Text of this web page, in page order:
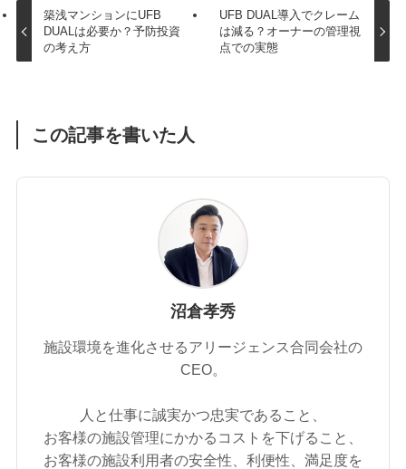
築浅マンションにUFB
DUALは必要か？予防投資
の考え方
UFB DUAL導入でクレーム
は減る？オーナーの管理視
点での実態
この記事を書いた人
沼倉孝秀
施設環境を進化させるアリージェンス合同会社の
CEO。
人と仕事に誠実かつ忠実であること、
お客様の施設管理にかかるコストを下げること、
お客様の施設利用者の安全性、利便性、満足度を